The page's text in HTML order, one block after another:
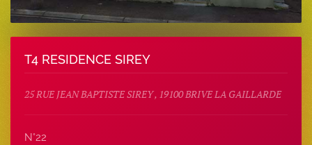
T4 RESIDENCE SIREY
25 RUE JEAN BAPTISTE SIREY , 19100 BRIVE LA GAILLARDE
N°22